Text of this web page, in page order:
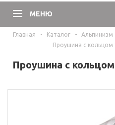
МЕНЮ
Главная - Каталог - Альпинизм
Проушина с
Проушина с